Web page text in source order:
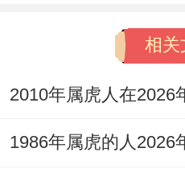
大家可能不知道、身
需警惕对方行不行隐
已婚女性则要越发注
相关